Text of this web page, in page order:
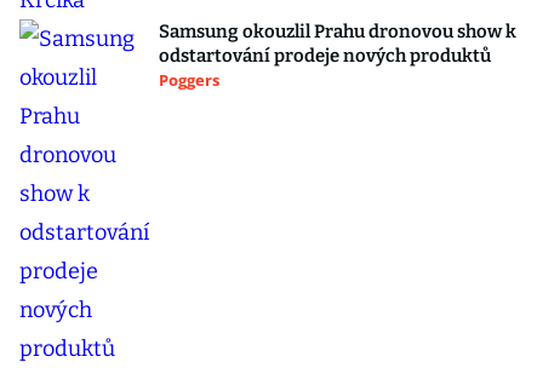
Samsung okouzlil Prahu dronovou show k
odstartování prodeje nových produktů
Poggers